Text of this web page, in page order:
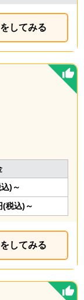
対応してくだ
してみる
)～
(税込)～
してみる